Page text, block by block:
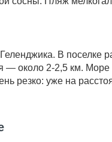
В поселке
— около 2-2,5 км. Море
резко: уже на